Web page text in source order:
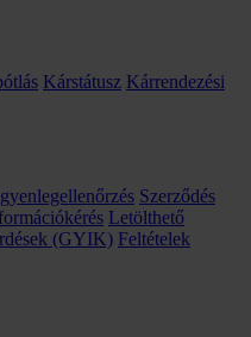
Kárstátusz Kárrendezési
Szerződés
Letölthető
(GYIK) Feltételek